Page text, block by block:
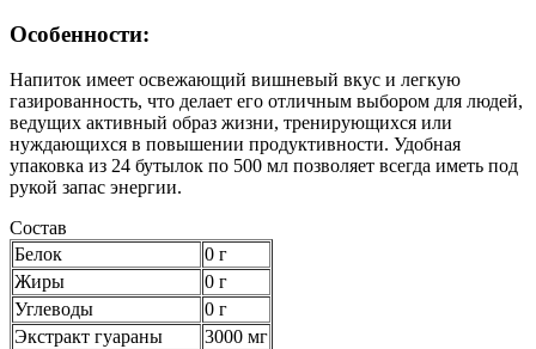
Особенности:
Напиток имеет освежающий вишневый вкус и легкую
газированность, что делает его отличным выбором для людей,
ведущих активный образ жизни, тренирующихся или
нуждающихся в повышении продуктивности. Удобная
упаковка из 24 бутылок по 500 мл позволяет всегда иметь под
рукой запас энергии.
Состав
Белок
0 г
Жиры
0 г
Углеводы
0 г
Экстракт гуараны
3000 мг